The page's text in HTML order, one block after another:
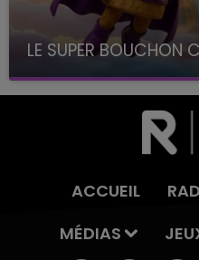
LE SUPER BOUCHON
avec La Famille
ACCUEIL
MÉDIAS